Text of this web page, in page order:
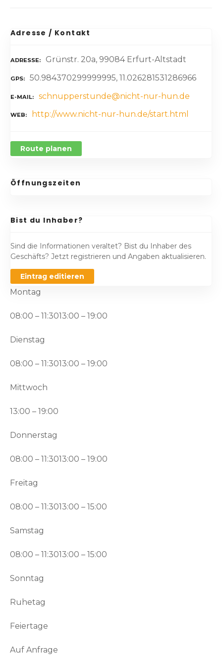
Adresse / Kontakt
ADRESSE Grünstr. 20a, 99084 Erfurt-Altstadt
GPS 50.984370299999995, 11.026281531286966
E-MAIL schnupperstunde@nicht-nur-hun.de
WEB http://www.nicht-nur-hun.de/start.html
Route planen
Öffnungszeiten
Bist du Inhaber?
Sind die Informationen veraltet? Bist du Inhaber des
Geschäfts? Jetzt registrieren und Angaben aktualisieren.
Eintrag editieren
Montag
08:00 – 11:3013:00 – 19:00
Dienstag
08:00 – 11:3013:00 – 19:00
Mittwoch
13:00 – 19:00
Donnerstag
08:00 – 11:3013:00 – 19:00
Freitag
08:00 – 11:3013:00 – 15:00
Samstag
08:00 – 11:3013:00 – 15:00
Sonntag
Ruhetag
Feiertage
Auf Anfrage